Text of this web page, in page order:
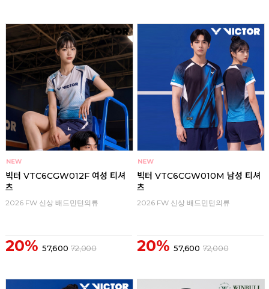
빅터 VTC6CGW012F 여성 티셔
츠
2026 FW 신상 배드민턴의류
20% 57,600 72,000
빅터 VTC6CGW010M 남성 티셔
츠
2026 FW 신상 배드민턴의류
20% 57,600 72,000